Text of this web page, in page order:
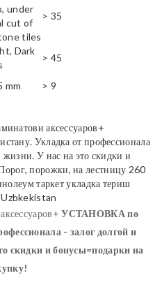
under
cut of
tiles
> 35
Dark
> 45
mm > 9
УСТАНОВКАпо
- залог долгой и
скидки и бонусы=подарки на